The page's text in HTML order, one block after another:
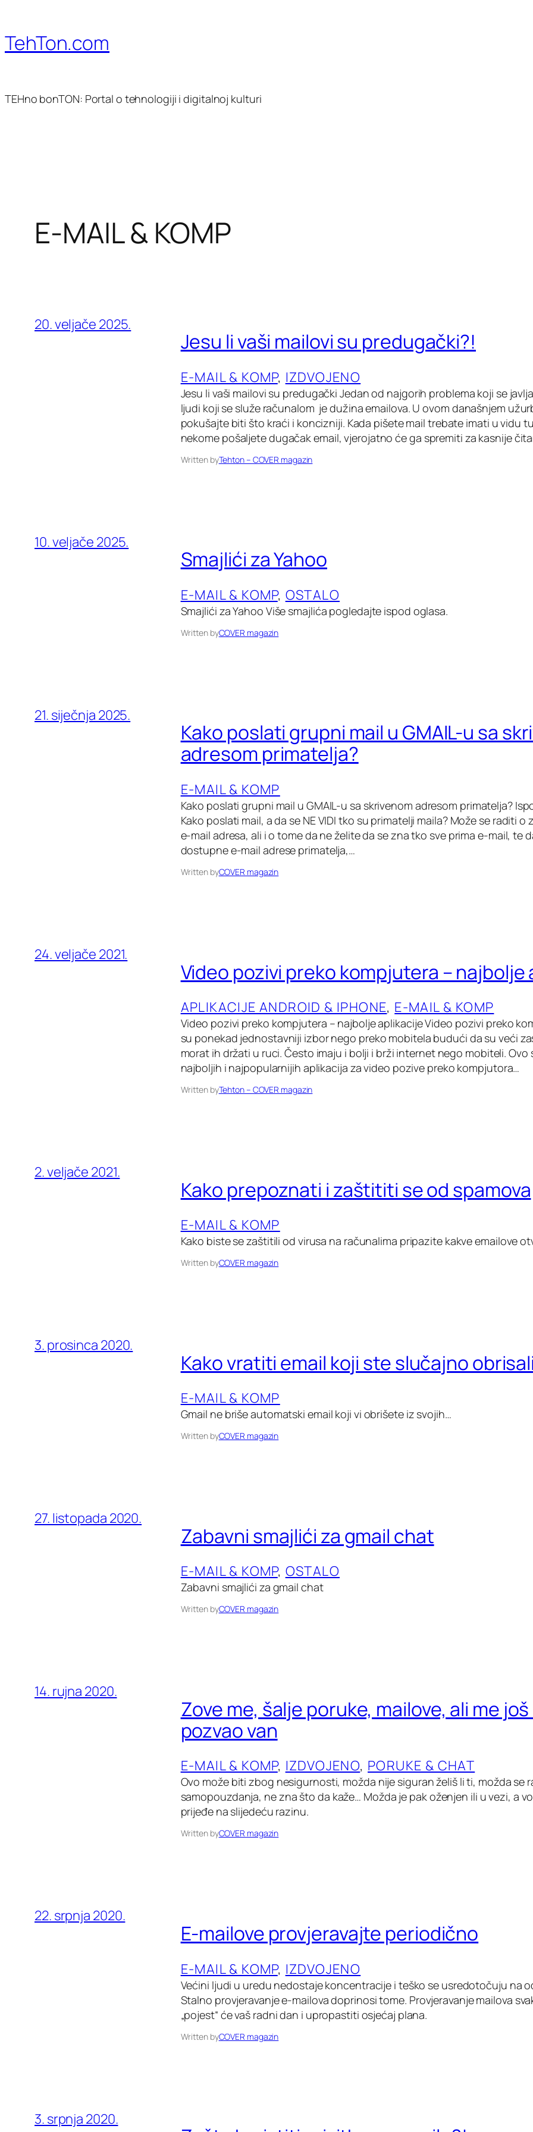
sadržaja
TehTon.com
TEHno bonTON: Portal o tehnologiji i digitalnoj kulturi
E-MAIL & KOMP
20. veljače 2025.
Jesu li vaši mailovi su predugački?!
E-MAIL & KOMP, IZDVOJENO
Jesu li vaši mailovi su predugački Jedan od najgorih problema koji se
ljudi koji se služe računalom je dužina emailova. U ovom današnjem
pokušajte biti što kraći i koncizniji. Kada pišete mail trebate imati u vidu
nekome pošaljete dugačak email, vjerojatno će ga spremiti za kasnije
Written byTehton – COVER magazin
10. veljače 2025.
Smajlići za Yahoo
E-MAIL & KOMP, OSTALO
Smajlići za Yahoo Više smajlića pogledajte ispod oglasa.
Written byCOVER magazin
21. siječnja 2025.
Kako poslati grupni mail u GMAIL-u sa
adresom primatelja?
E-MAIL & KOMP
Kako poslati grupni mail u GMAIL-u sa skrivenom adresom primatelja?
Kako poslati mail, a da se NE VIDI tko su primatelji maila? Može se raditi
e-mail adresa, ali i o tome da ne želite da se zna tko sve prima e-mail, te
dostupne e-mail adrese primatelja,…
Written byCOVER magazin
24. veljače 2021.
Video pozivi preko kompjutera – najbolje
APLIKACIJE ANDROID & IPHONE, E-MAIL & KOMP
Video pozivi preko kompjutera – najbolje aplikacije Video pozivi preko
su ponekad jednostavniji izbor nego preko mobitela budući da su veći
morat ih držati u ruci. Često imaju i bolji i brži internet nego mobiteli. Ovo
najboljih i najpopularnijih aplikacija za video pozive preko kompjutora…
Written byTehton – COVER magazin
2. veljače 2021.
Kako prepoznati i zaštititi se od spamova
E-MAIL & KOMP
Kako biste se zaštitili od virusa na računalima pripazite kakve emailove
Written byCOVER magazin
3. prosinca 2020.
Kako vratiti email koji ste slučajno
E-MAIL & KOMP
Gmail ne briše automatski email koji vi obrišete iz svojih…
Written byCOVER magazin
27. listopada 2020.
Zabavni smajlići za gmail chat
E-MAIL & KOMP, OSTALO
Zabavni smajlići za gmail chat
Written byCOVER magazin
14. rujna 2020.
Zove me, šalje poruke, mailove, ali me
pozvao van
E-MAIL & KOMP, IZDVOJENO, PORUKE & CHAT
Ovo može biti zbog nesigurnosti, možda nije siguran želiš li ti, možda se
samopouzdanja, ne zna što da kaže… Možda je pak oženjen ili u vezi, a
prijeđe na slijedeću razinu.
Written byCOVER magazin
22. srpnja 2020.
E-mailove provjeravajte periodično
E-MAIL & KOMP, IZDVOJENO
Većini ljudi u uredu nedostaje koncentracije i teško se usredotočuju na
Stalno provjeravanje e-mailova doprinosi tome. Provjeravanje mailova
„pojest“ će vaš radni dan i upropastiti osjećaj plana.
Written byCOVER magazin
3. srpnja 2020.